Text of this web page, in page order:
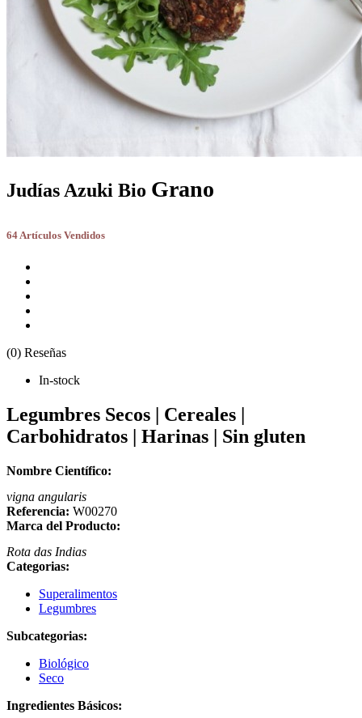
Judías Azuki Bio Grano
64 Artículos Vendidos
(0) Reseñas
In-stock
Legumbres Secos | Cereales |
Carbohidratos | Harinas | Sin gluten
Nombre Científico:
vigna angularis
Referencia: W00270
Marca del Producto:
Rota das Indias
Categorias:
Superalimentos
Legumbres
Subcategorias:
Biológico
Seco
Ingredientes Básicos: